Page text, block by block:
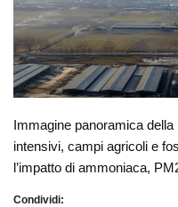
Immagine panoramica
intensivi, campi agricoli e
l’impatto di ammoniaca,
Condividi: